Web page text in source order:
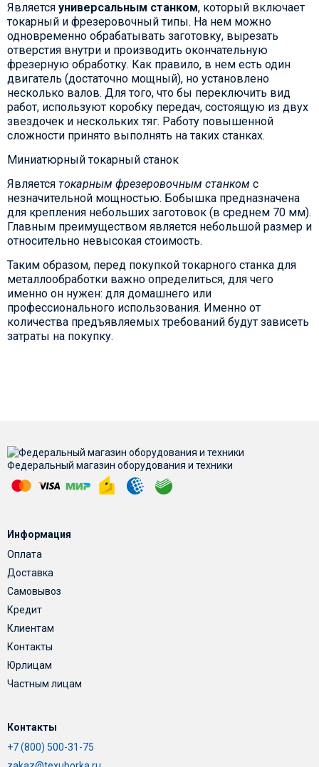
Является универсальным станком, который включает
токарный и фрезеровочный типы. На нем можно
одновременно обрабатывать заготовку, вырезать
отверстия внутри и производить окончательную
фрезерную обработку. Как правило, в нем есть один
двигатель (достаточно мощный), но установлено
несколько валов. Для того, что бы переключить вид
работ, используют коробку передач, состоящую из двух
звездочек и нескольких тяг. Работу повышенной
сложности принято выполнять на таких станках.
Миниатюрный токарный станок
Является токарным фрезеровочным станком с
незначительной мощностью. Бобышка предназначена
для крепления небольших заготовок (в среднем 70 мм).
Главным преимуществом является небольшой размер и
относительно невысокая стоимость.
Таким образом, перед покупкой токарного станка для
металлообработки важно определиться, для чего
именно он нужен: для домашнего или
профессионального использования. Именно от
количества предъявляемых требований будут зависеть
затраты на покупку.
Федеральный магазин оборудования и техники
Информация
Оплата
Доставка
Самовывоз
Кредит
Клиентам
Контакты
Юрлицам
Частным лицам
Контакты
+7 (800) 500-31-75